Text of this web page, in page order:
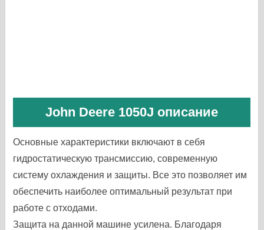
John Deere 1050J описание
Основные характеристики включают в себя
гидростатическую трансмиссию, современную
систему охлаждения и защиты. Все это позволяет им
обеспечить наиболее оптимальный результат при
работе с отходами.
Защита на данной машине усилена. Благодаря